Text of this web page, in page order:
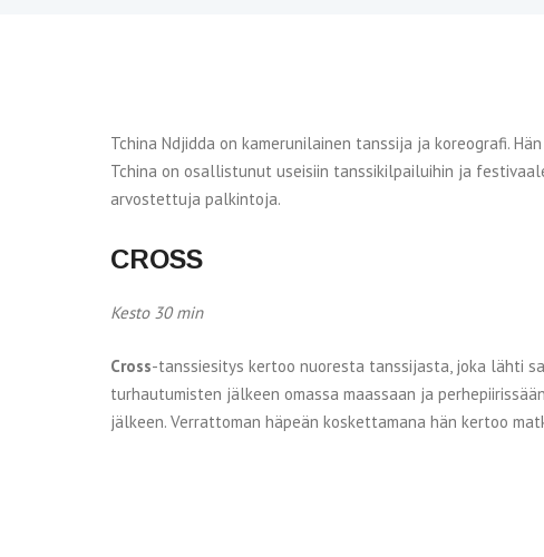
Tchina Ndjidda on kamerunilainen tanssija ja koreografi.
Tchina on osallistunut useisiin tanssikilpailuihin ja
arvostettuja palkintoja.
CROSS
Kesto 30 min
Cross-tanssiesitys kertoo nuoresta tanssijasta, joka lähti
turhautumisten jälkeen omassa maassaan ja
jälkeen. Verrattoman häpeän koskettamana hän kertoo